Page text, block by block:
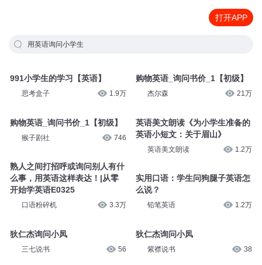
打开APP
用英语询问小学生
991小学生的学习【英语】
思考盒子 1.9万
购物英语_询问书价_1【初级】
猴子剧社 746
熟人之间打招呼或询问别人有什
么事，用英语这样表达！|从零
开始学英语E0325
口语粉碎机 3.3万
狄仁杰询问小凤
三七说书 56
购物英语_询问书价_1【初级】
杰尔森 21万
英语美文朗读《为小学生准备的
英语小短文：关于眉山》
英语美文朗读 1.2万
实用口语：学生问狗腿子英语怎
么说？
铅笔英语 1.2万
狄仁杰询问小凤
紫襟说书 38